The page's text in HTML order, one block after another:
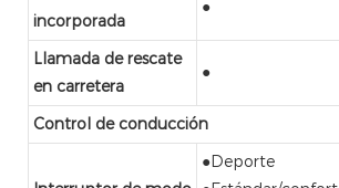
incorporada
●
Llamada de rescate
en carretera
●
Control de conducción
●Deporte